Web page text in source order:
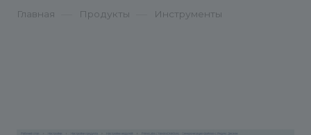
Главная Продукты Инструменты